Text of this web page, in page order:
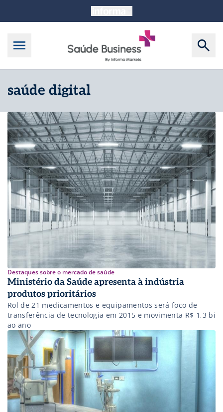
saúde digital
Destaques sobre o mercado de saúde
Ministério da Saúde apresenta à indústria
produtos prioritários
Rol de 21 medicamentos e equipamentos será foco de
transferência de tecnologia em 2015 e movimenta R$ 1,3 bi
ao ano